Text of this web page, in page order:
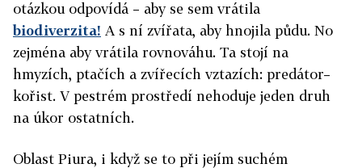
otázkou odpovídá – aby se sem vrátila
biodiverzita! A s ní zvířata, aby hnojila půdu. No
zejména aby vrátila rovnováhu. Ta stojí na
hmyzích, ptačích a zvířecích vztazích: predátor–
kořist. V pestrém prostředí nehoduje jeden druh
na úkor ostatních.
Oblast Piura, i když se to při jejím suchém